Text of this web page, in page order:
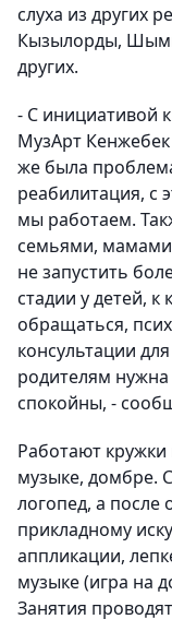
слуха из других
Кызылорды,
других.
- С инициативой
МузАрт
же была
реабилитация, с
мы работаем.
семьями,
не запустить
стадии у детей,
обращаться,
консультации
родителям
спокойны, -
Работают кружки
музыке, домбре.
логопед, а после
прикладному
аппликации,
музыке (игра на
Занятия